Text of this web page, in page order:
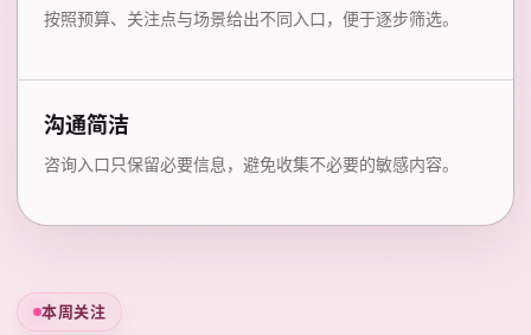
按照预算、关注点与场景给出不同入口，便于逐步筛选。
沟通简洁
咨询入口只保留必要信息，避免收集不必要的敏感内容。
本周关注